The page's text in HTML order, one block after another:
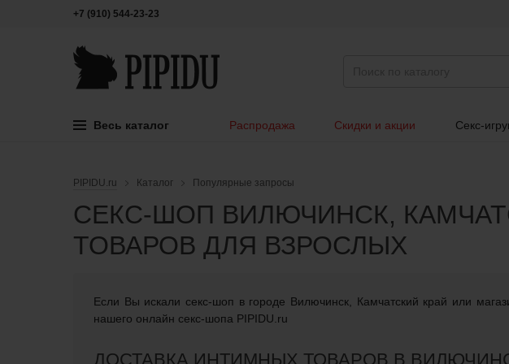
+7 (910) 544-23-23
Весь каталог Распродажа Скидки и акции Секс-
PIPIDU.ru Каталог Популярные запросы
СЕКС-ШОП ВИЛЮЧИНСК,
ТОВАРОВ ДЛЯ ВЗРОСЛЫХ
Если Вы искали cекс-шоп в городе Вилючинск, Камчатский край или
нашего онлайн секс-шопа PIPIDU.ru
ДОСТАВКА ИНТИМНЫХ ТОВАРОВ В